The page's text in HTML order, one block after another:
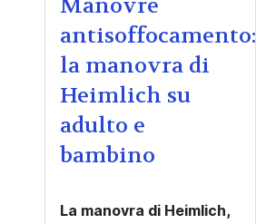
Manovre
antisoffocamento:
la manovra di
Heimlich su
adulto e
bambino
La manovra di Heimlich,